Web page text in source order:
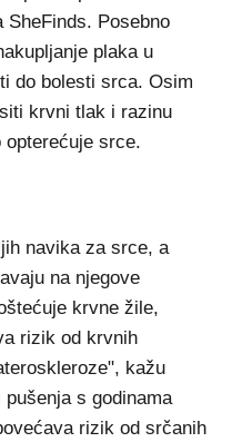
Posebno
plaka u
do bolesti srca. Osim
krvni tlak i razinu
srce.
navika za srce, a
na njegove
krvne žile,
rizik od krvnih
kažu
s godinama
rizik od srčanih